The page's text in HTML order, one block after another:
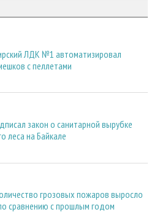
ЛДК №1 автоматизировал
с пеллетами
закон о санитарной вырубке
леса на Байкале
грозовых пожаров выросло
сравнению с прошлым годом